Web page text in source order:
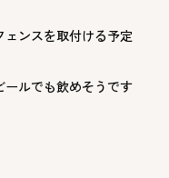
ンスを取付ける予定
ルでも飲めそうです